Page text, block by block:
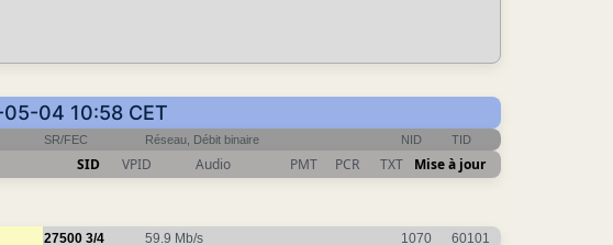
04 10:58 CET
SR/FEC Réseau, Débit binaire NID TID
SID VPID Audio PMT PCR TXT Mise à jour
27500 3/4 59.9 Mb/s 1070 60101